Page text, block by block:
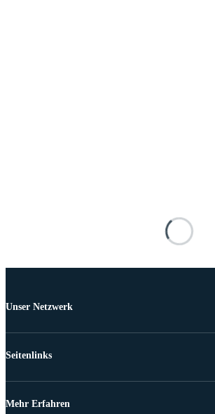
Unser Netzwerk
Seitenlinks
Mehr Erfahren